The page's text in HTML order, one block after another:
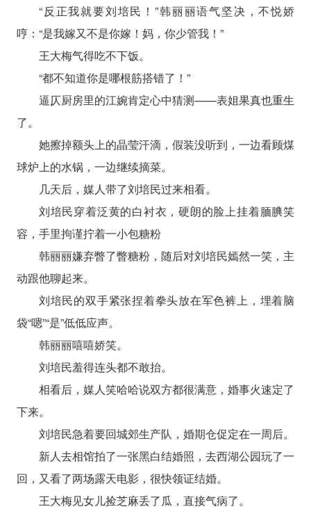
“反正我就要刘培民！”韩丽丽语气坚决，不悦娇
哼：“是我嫁又不是你嫁！妈，你少管我！”
王大梅气得吃不下饭。
“都不知道你是哪根筋搭错了！”
逼仄厨房里的江婉肯定心中猜测——表姐果真也重生
了。
她擦掉额头上的晶莹汗滴，假装没听到，一边看顾煤
球炉上的水锅，一边继续摘菜。
几天后，媒人带了刘培民过来相看。
刘培民穿着泛黄的白衬衣，硬朗的脸上挂着腼腆笑
容，手里拘谨拧着一小包糖粉
韩丽丽嫌弃瞥了瞥糖粉，随后对刘培民嫣然一笑，主
动跟他聊起来。
刘培民的双手紧张捏着拳头放在军色裤上，埋着脑
袋“嗯”“是”低低应声。
韩丽丽嘻嘻娇笑。
刘培民羞得连头都不敢抬。
相看后，媒人笑哈哈说双方都很满意，婚事火速定了
下来。
刘培民急着要回城郊生产队，婚期仓促定在一周后。
新人去相馆拍了一张黑白结婚照，去西湖公园玩了一
回，又看了两场露天电影，很快领证结婚。
王大梅见女儿捡芝麻丢了瓜，直接气病了。